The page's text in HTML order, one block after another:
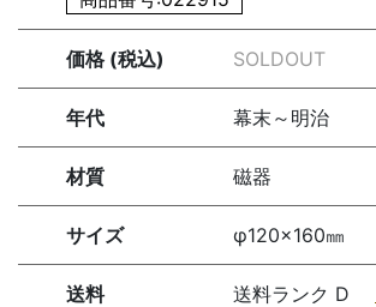
価格 (税込) SOLDOUT
年代 幕末～明治
材質 磁器
サイズ φ120×160㎜
送料 送料ランク D